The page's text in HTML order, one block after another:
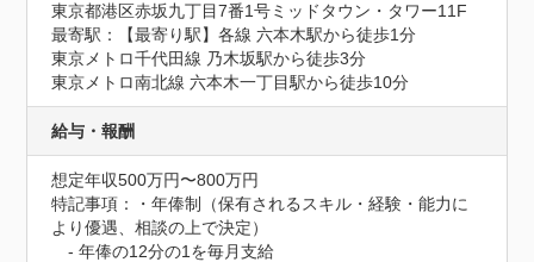
東京都港区赤坂九丁目7番1号ミッドタウン・タワー11F
最寄駅：【最寄り駅】各線 六本木駅から徒歩1分
東京メトロ千代田線 乃木坂駅から徒歩3分
東京メトロ南北線 六本木一丁目駅から徒歩10分
給与・報酬
想定年収500万円〜800万円
特記事項：・年俸制（保有されるスキル・経験・能力に
より優遇、相談の上で決定）
- 年俸の12分の1を毎月支給